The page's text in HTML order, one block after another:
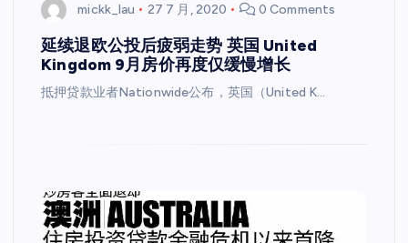
mickk_lau 27 7 月, 2020 0 Comments
延续退欧公投后疲弱走势 英国 United
Kingdom 9月房价再度仅缓慢增长
抵押贷款业者Nationwide公布，英国（United K…